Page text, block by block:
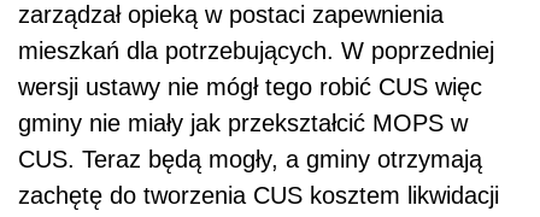
zarządzał opieką w postaci zapewnienia
mieszkań dla potrzebujących. W poprzedniej
wersji ustawy nie mógł tego robić CUS więc
gminy nie miały jak przekształcić MOPS w
CUS. Teraz będą mogły, a gminy otrzymają
zachętę do tworzenia CUS kosztem likwidacji